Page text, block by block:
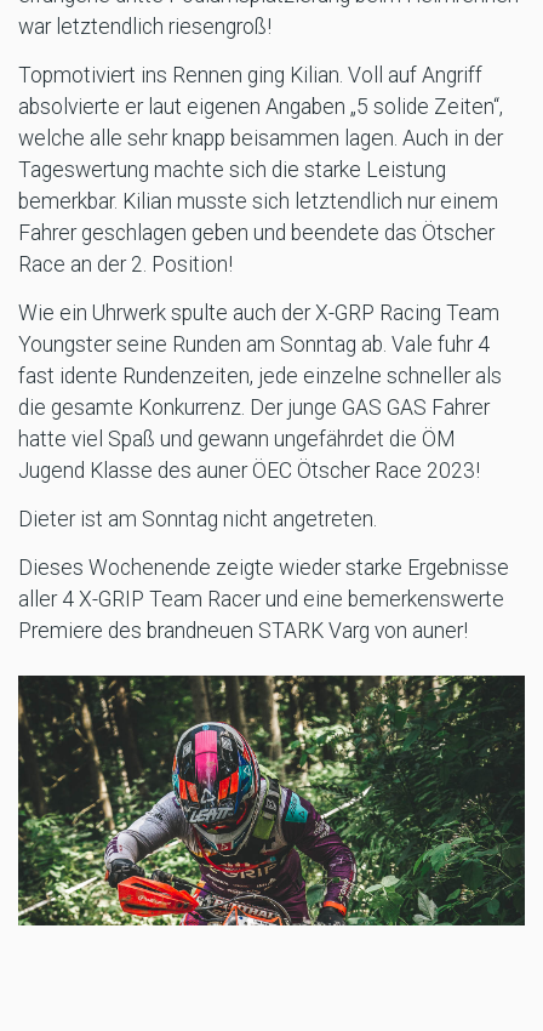
war letztendlich riesengroß!
Topmotiviert ins Rennen ging Kilian. Voll auf Angriff
absolvierte er laut eigenen Angaben „5 solide Zeiten“,
welche alle sehr knapp beisammen lagen. Auch in der
Tageswertung machte sich die starke Leistung
bemerkbar. Kilian musste sich letztendlich nur einem
Fahrer geschlagen geben und beendete das Ötscher
Race an der 2. Position!
Wie ein Uhrwerk spulte auch der X-GRP Racing Team
Youngster seine Runden am Sonntag ab. Vale fuhr 4
fast idente Rundenzeiten, jede einzelne schneller als
die gesamte Konkurrenz. Der junge GAS GAS Fahrer
hatte viel Spaß und gewann ungefährdet die ÖM
Jugend Klasse des auner ÖEC Ötscher Race 2023!
Dieter ist am Sonntag nicht angetreten.
Dieses Wochenende zeigte wieder starke Ergebnisse
aller 4 X-GRIP Team Racer und eine bemerkenswerte
Premiere des brandneuen STARK Varg von auner!